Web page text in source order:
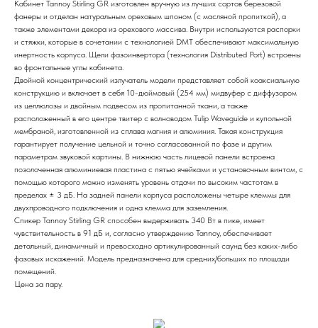
Кабинет Tannoy Stirling GR изготовлен вручную из лучших сортов березовой
фанеры и отделан натуральным ореховым шпоном (с масляной пропиткой), а
также элементами декора из орехового массива. Внутри используются распорки
и стяжки, которые в сочетании с технологией DMT обеспечивают максимальную
инертность корпуса. Щели фазоинвертора (технология Distributed Port) встроены
во фронтальные углы кабинета.
Двойной концентрический излучатель модели представляет собой коаксиальную
конструкцию и включает в себя 10-дюймовый (254 мм) мидвуфер с диффузором
из целлюлозы и двойным подвесом из пропитанной ткани, а также
расположенный в его центре твитер с волноводом Tulip Waveguide и купольной
мембраной, изготовленной из сплава магния и алюминия. Такая конструкция
гарантирует получение цельной и точно согласованной по фазе и другим
параметрам звуковой картины. В нижнюю часть лицевой панели встроена
позолоченная алюминиевая пластина с пятью ячейками и установочным винтом, с
помощью которого можно изменять уровень отдачи по высоким частотам в
пределах ± 3 дБ. На задней панели корпуса расположены четыре клеммы для
двухпроводного подключения и одна клемма для заземления.
Спикер Tannoy Stirling GR способен выдерживать 340 Вт в пике, имеет
чувствительность в 91 дБ и, согласно утверждению Tannoy, обеспечивает
детальный, динамичный и превосходно артикулированный саунд без каких-либо
фазовых искажений. Модель предназначена для средних/больших по площади
помещений.
Цена за пару.